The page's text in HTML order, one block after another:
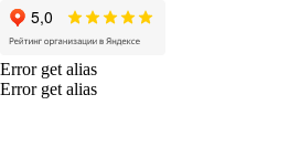
Error get alias
Error get alias